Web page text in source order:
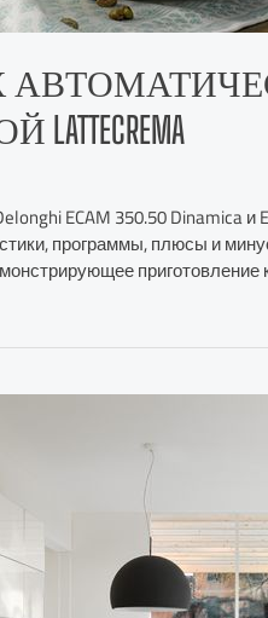
ECAM 350.50 Dinamica и
программы, плюсы и